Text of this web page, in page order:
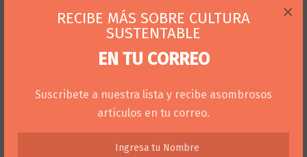
RECIBE MÁS SOBRE CULTURA
SUSTENTABLE
EN TU CORREO
Suscribete a nuestra lista y recibe asombrosos
artículos en tu correo.
×
Norma Castillo
Haydee Quijano